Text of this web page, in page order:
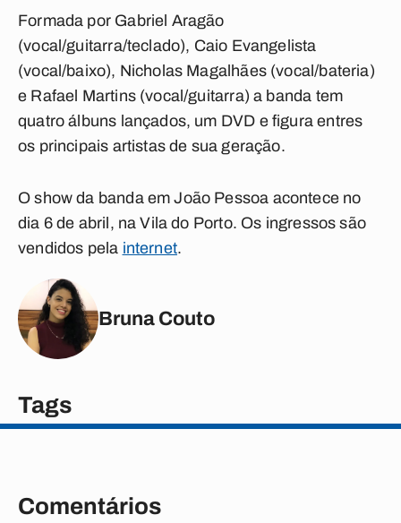
Formada por Gabriel Aragão
(vocal/guitarra/teclado), Caio Evangelista
(vocal/baixo), Nicholas Magalhães (vocal/bateria)
e Rafael Martins (vocal/guitarra) a banda tem
quatro álbuns lançados, um DVD e figura entres
os principais artistas de sua geração.
O show da banda em João Pessoa acontece no
dia 6 de abril, na Vila do Porto. Os ingressos são
vendidos pela internet.
Bruna Couto
Tags
Comentários